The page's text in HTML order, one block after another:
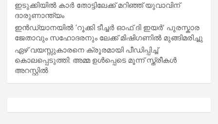
ഇടുക്കിയിൽ കാർ തോട്ടിലേക്ക് മറിഞ്ഞ് യുവാവിന്
ദാരുണാന്ത്യം
ഇൻഡ്യാനയിൽ ‘റൂക്കി ടീച്ചർ ഓഫ് ദി ഇയർ’ പുരസ്കാര
ജേതാവും സഹോദരനും ലേക്ക് മിഷിഗണിൽ മുങ്ങിമരിച്ചു
ഏഴ് വയസ്സുകാരനെ ക്രൂരമായി പീഡിപ്പിച്ച്
കൊലപ്പെടുത്തി: അമ്മ ഉൾപ്പെടെ മൂന്ന് സ്ത്രീകൾ
അറസ്റ്റിൽ